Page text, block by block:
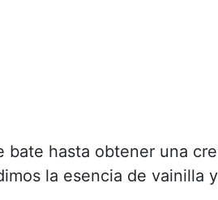
bate hasta obtener una
la esencia de vainilla